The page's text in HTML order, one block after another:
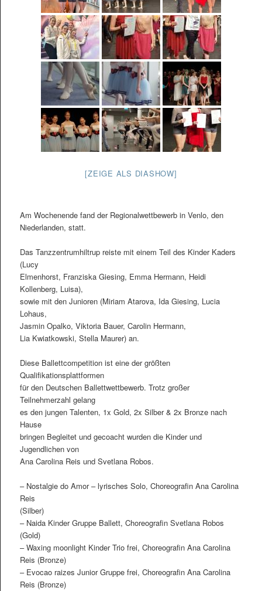
[ZEIGE ALS DIASHOW]
Am Wochenende fand der Regionalwettbewerb in Venlo, den
Niederlanden, statt.
Das Tanzzentrumhiltrup reiste mit einem Teil des Kinder Kaders
(Lucy
Elmenhorst, Franziska Giesing, Emma Hermann, Heidi
Kollenberg, Luisa),
sowie mit den Junioren (Miriam Atarova, Ida Giesing, Lucia
Lohaus,
Jasmin Opalko, Viktoria Bauer, Carolin Hermann,
Lia Kwiatkowski, Stella Maurer) an.
Diese Ballettcompetition ist eine der größten
Qualifikationsplattformen
für den Deutschen Ballettwettbewerb. Trotz großer
Teilnehmerzahl gelang
es den jungen Talenten, 1x Gold, 2x Silber & 2x Bronze nach
Hause
bringen Begleitet und gecoacht wurden die Kinder und
Jugendlichen von
Ana Carolina Reis und Svetlana Robos.
– Nostalgie do Amor – lyrisches Solo, Choreografin Ana Carolina
Reis
(Silber)
– Naida Kinder Gruppe Ballett, Choreografin Svetlana Robos
(Gold)
– Waxing moonlight Kinder Trio frei, Choreografin Ana Carolina
Reis (Bronze)
– Evocao raizes Junior Gruppe frei, Choreografin Ana Carolina
Reis (Bronze)